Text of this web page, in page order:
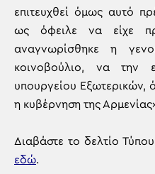
επιτευχθεί όμως αυτό
ως όφειλε να είχε
αναγνωρίσθηκε η
κοινοβούλιο, να την
υπουργείου Εξωτερικών,
η κυβέρνηση της
Διαβάστε το δελτίο
εδώ.